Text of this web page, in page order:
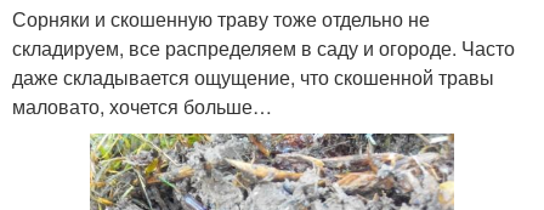
Сорняки и скошенную траву тоже отдельно не
складируем, все распределяем в саду и огороде. Часто
даже складывается ощущение, что скошенной травы
маловато, хочется больше…